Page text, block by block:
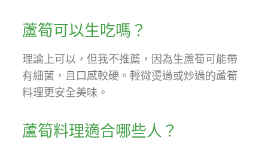
蘆筍可以生吃嗎？
理論上可以，但我不推薦，因為生蘆筍可能帶
有細菌，且口感較硬。輕微燙過或炒過的蘆筍
料理更安全美味。
蘆筍料理適合哪些人？